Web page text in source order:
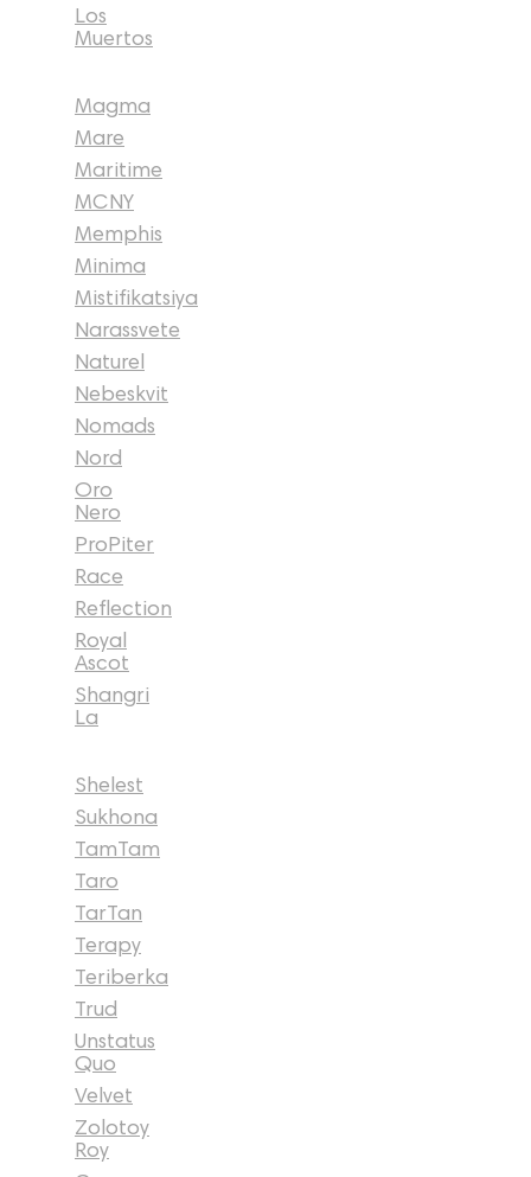
Los
Muertos
Magma
Mare
Maritime
MCNY
Memphis
Minima
Mistifikatsiya
Narassvete
Naturel
Nebeskvit
Nomads
Nord
Oro
Nero
ProPiter
Race
Reflection
Royal
Ascot
Shangri
La
Shelest
Sukhona
TamTam
Taro
TarTan
Terapy
Teriberka
Trud
Unstatus
Quo
Velvet
Zolotoy
Roy